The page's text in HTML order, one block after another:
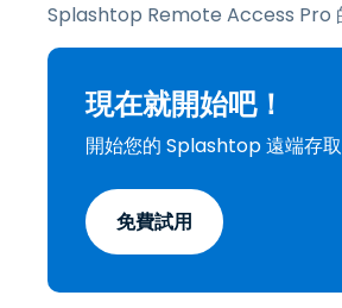
Splashtop Remote Access Pro
現在就開始吧！
開始您的 Splashtop 遠端存
免費試用